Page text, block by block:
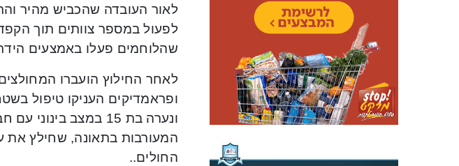
לאור העובדה שהכביש מהיר
לפעול במספר צוותים תוך
שהלוחמים פעלו באמצעים
לאחר החילוץ הועברו
ונערה בת 15 במצב
המעורבות בתאונה, שחילץ את
החולים..